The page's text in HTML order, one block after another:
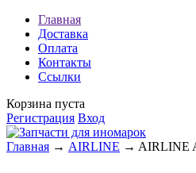
Главная
Доставка
Оплата
Контакты
Ссылки
Корзина пуста
Регистрация Вход
Главная → AIRLINE → AIRLINE